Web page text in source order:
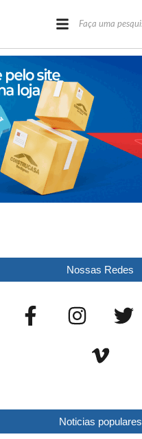
Nossas Redes
Noticias populares